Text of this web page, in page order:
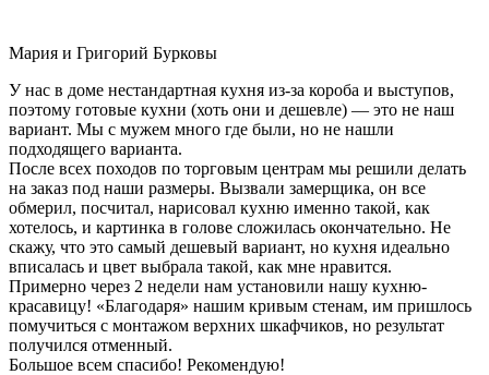
Мария и Григорий Бурковы
У нас в доме нестандартная кухня из-за короба и выступов,
поэтому готовые кухни (хоть они и дешевле) — это не наш
вариант. Мы с мужем много где были, но не нашли
подходящего варианта.
После всех походов по торговым центрам мы решили делать
на заказ под наши размеры. Вызвали замерщика, он все
обмерил, посчитал, нарисовал кухню именно такой, как
хотелось, и картинка в голове сложилась окончательно. Не
скажу, что это самый дешевый вариант, но кухня идеально
вписалась и цвет выбрала такой, как мне нравится.
Примерно через 2 недели нам установили нашу кухню-
красавицу! «Благодаря» нашим кривым стенам, им пришлось
помучиться с монтажом верхних шкафчиков, но результат
получился отменный.
Большое всем спасибо! Рекомендую!